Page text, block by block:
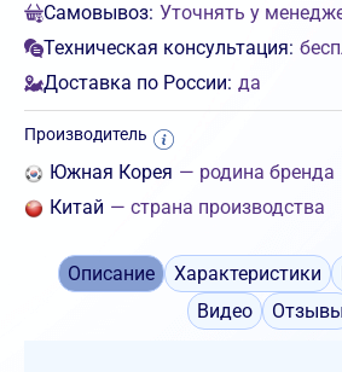
Самовывоз: Уточнять у
Техническая консультация:
Доставка по России: да
Производитель
Южная Корея — родина бренда
Китай — страна производства
Описание Характеристики
Видео
Отзывы